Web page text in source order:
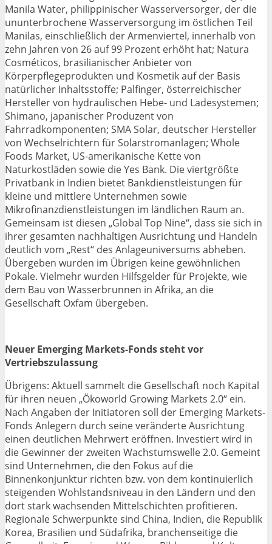
Manila Water, philippinischer Wasserversorger, der die
ununterbrochene Wasserversorgung im östlichen Teil
Manilas, einschließlich der Armenviertel, innerhalb von
zehn Jahren von 26 auf 99 Prozent erhöht hat; Natura
Cosméticos, brasilianischer Anbieter von
Körperpflegeprodukten und Kosmetik auf der Basis
natürlicher Inhaltsstoffe; Palfinger, österreichischer
Hersteller von hydraulischen Hebe- und Ladesystemen;
Shimano, japanischer Produzent von
Fahrradkomponenten; SMA Solar, deutscher Hersteller
von Wechselrichtern für Solarstromanlagen; Whole
Foods Market, US-amerikanische Kette von
Naturkostläden sowie die Yes Bank. Die viertgrößte
Privatbank in Indien bietet Bankdienstleistungen für
kleine und mittlere Unternehmen sowie
Mikrofinanzdienstleistungen im ländlichen Raum an.
Gemeinsam ist diesen „Global Top Nine“, dass sie sich in
ihrer gesamten nachhaltigen Ausrichtung und Handeln
deutlich vom „Rest“ des Anlageuniversums abheben.
Übergeben wurden im Übrigen keine gewöhnlichen
Pokale. Vielmehr wurden Hilfsgelder für Projekte, wie
dem Bau von Wasserbrunnen in Afrika, an die
Gesellschaft Oxfam übergeben.
Neuer Emerging Markets-Fonds steht vor
Vertriebszulassung
Übrigens: Aktuell sammelt die Gesellschaft noch Kapital
für ihren neuen „Ökoworld Growing Markets 2.0“ ein.
Nach Angaben der Initiatoren soll der Emerging Markets-
Fonds Anlegern durch seine veränderte Ausrichtung
einen deutlichen Mehrwert eröffnen. Investiert wird in
die Gewinner der zweiten Wachstumswelle 2.0. Gemeint
sind Unternehmen, die den Fokus auf die
Binnenkonjunktur richten bzw. von dem kontinuierlich
steigenden Wohlstandsniveau in den Ländern und den
dort stark wachsenden Mittelschichten profitieren.
Regionale Schwerpunkte sind China, Indien, die Republik
Korea, Brasilien und Südafrika, branchenseitige die